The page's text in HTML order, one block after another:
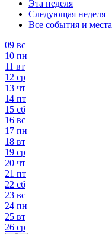
Эта неделя
Следующая неделя
Все события и места
09 вс
10 пн
11 вт
12 ср
13 чт
14 пт
15 сб
16 вс
17 пн
18 вт
19 ср
20 чт
21 пт
22 сб
23 вс
24 пн
25 вт
26 ср